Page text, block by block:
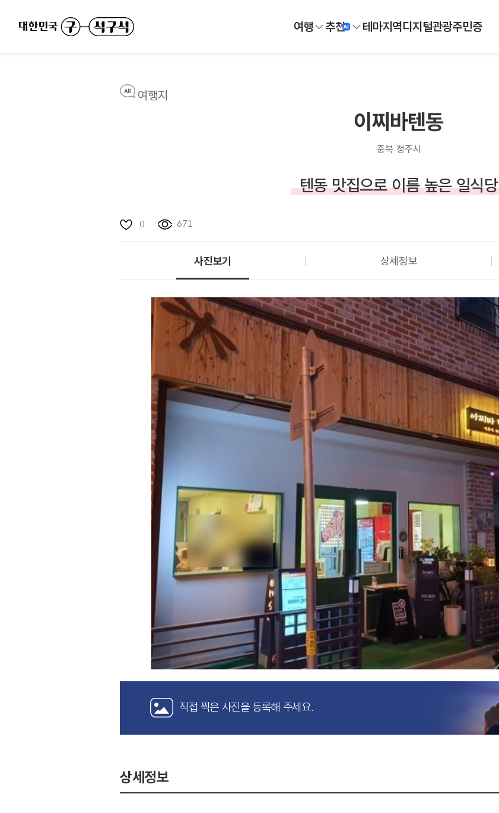
여행 추천 테마지역디지털관광주민증
여행지
이찌바텐동
충북 청주시
텐동 맛집으로 이름 높은 일식당
0 671
사진보기 상세정보
직접 찍은 사진을 등록해 주세요.
상세정보